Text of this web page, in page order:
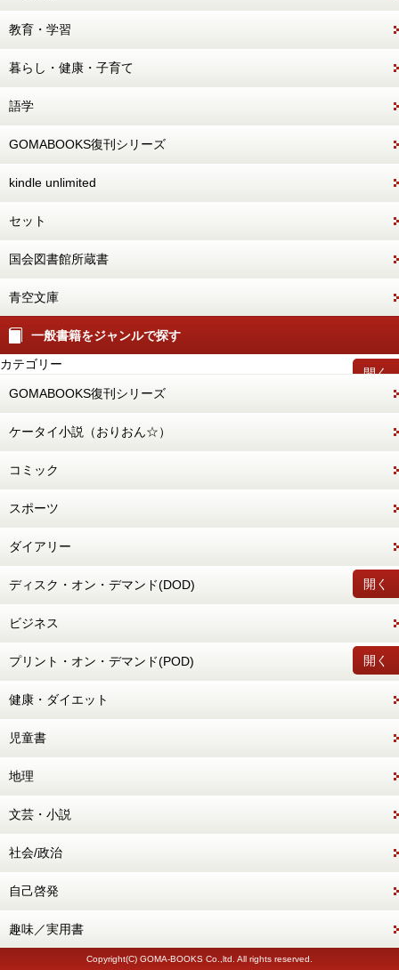
教育・学習
暮らし・健康・子育て
語学
GOMABOOKS復刊シリーズ
kindle unlimited
セット
国会図書館所蔵書
青空文庫
一般書籍をジャンルで探す
開く
カテゴリー
GOMABOOKS復刊シリーズ
ケータイ小説（おりおん☆）
コミック
スポーツ
ダイアリー
開く
ディスク・オン・デマンド(DOD)
ビジネス
開く
プリント・オン・デマンド(POD)
健康・ダイエット
児童書
地理
文芸・小説
社会/政治
自己啓発
趣味／実用書
Copyright(C) GOMA-BOOKS Co.,ltd. All rights reserved.